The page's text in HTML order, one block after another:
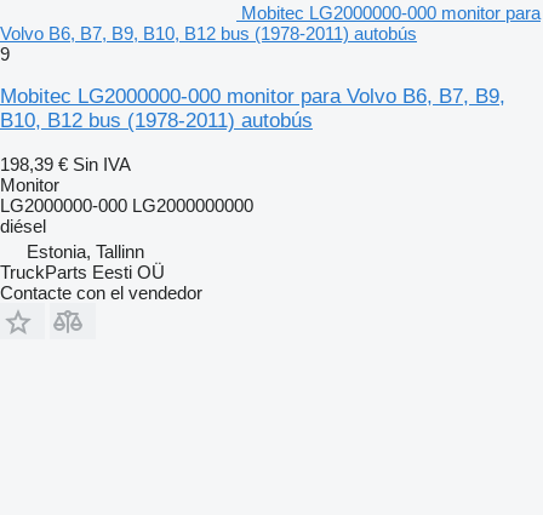
Mobitec LG2000000-000 monitor para
Volvo B6, B7, B9, B10, B12 bus (1978-2011) autobús
9
Mobitec LG2000000-000 monitor para Volvo B6, B7, B9,
B10, B12 bus (1978-2011) autobús
198,39 € Sin IVA
Monitor
LG2000000-000 LG2000000000
diésel
Estonia, Tallinn
TruckParts Eesti OÜ
Contacte con el vendedor